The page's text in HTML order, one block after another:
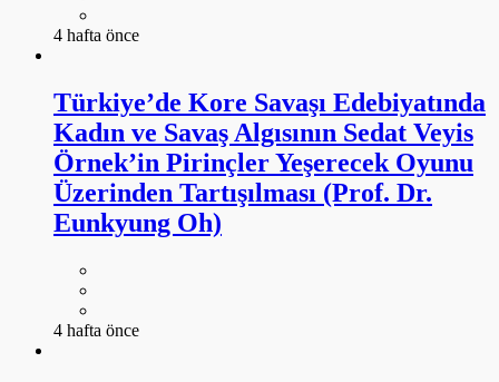
4 hafta önce
Türkiye’de Kore Savaşı Edebiyatında
Kadın ve Savaş Algısının Sedat Veyis
Örnek’in Pirinçler Yeşerecek Oyunu
Üzerinden Tartışılması (Prof. Dr.
Eunkyung Oh)
4 hafta önce